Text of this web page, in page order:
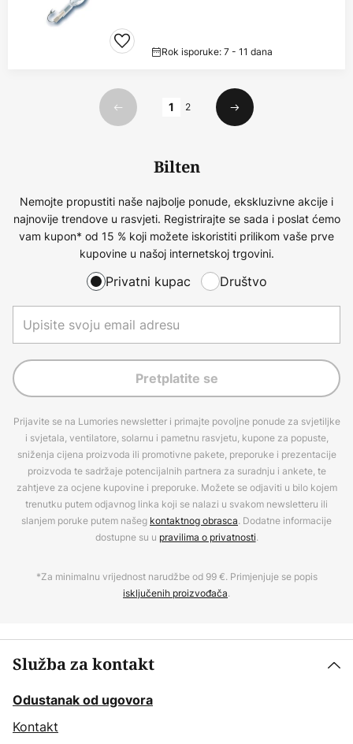
Rok isporuke: 7 - 11 dana
Prethodno
1 2
Sljedeći
Bilten
Nemojte propustiti naše najbolje ponude, ekskluzivne akcije i
najnovije trendove u rasvjeti. Registrirajte se sada i poslat ćemo
vam kupon* od 15 % koji možete iskoristiti prilikom vaše prve
kupovine u našoj internetskoj trgovini.
Privatni kupac Društvo
Pretplatite se
Prijavite se na Lumories newsletter i primajte povoljne ponude za svjetiljke
i svjetala, ventilatore, solarnu i pametnu rasvjetu, kupone za popuste,
sniženja cijena proizvoda ili promotivne pakete, preporuke i prezentacije
proizvoda te sadržaje potencijalnih partnera za suradnju i ankete, te
zahtjeve za ocjene kupovine i preporuke. Možete se odjaviti u bilo kojem
trenutku putem odjavnog linka koji se nalazi u svakom newsletteru ili
slanjem poruke putem našeg kontaktnog obrasca. Dodatne informacije
dostupne su u pravilima o privatnosti.
*Za minimalnu vrijednost narudžbe od 99 €. Primjenjuje se popis
isključenih proizvođača.
Služba za kontakt
Odustanak od ugovora
Kontakt